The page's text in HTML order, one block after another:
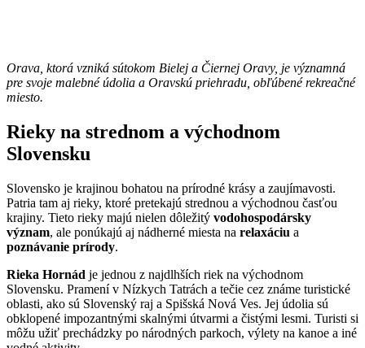
Orava, ktorá vzniká sútokom Bielej a Čiernej Oravy, je významná
pre svoje malebné údolia a Oravskú priehradu, obľúbené rekreačné
miesto.
Rieky na strednom a východnom
Slovensku
Slovensko je krajinou bohatou na prírodné krásy a zaujímavosti.
Patria tam aj rieky, ktoré pretekajú strednou a východnou časťou
krajiny. Tieto rieky majú nielen dôležitý vodohospodársky
význam, ale ponúkajú aj nádherné miesta na relaxáciu a
poznávanie prírody.
Rieka Hornád je jednou z najdlhších riek na východnom
Slovensku. Pramení v Nízkych Tatrách a tečie cez známe turistické
oblasti, ako sú Slovenský raj a Spišská Nová Ves. Jej údolia sú
obklopené impozantnými skalnými útvarmi a čistými lesmi. Turisti si
môžu užiť prechádzky po národných parkoch, výlety na kanoe a iné